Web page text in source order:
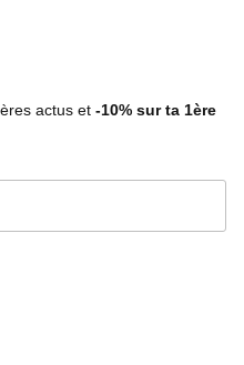
actus et -10% sur ta 1ère